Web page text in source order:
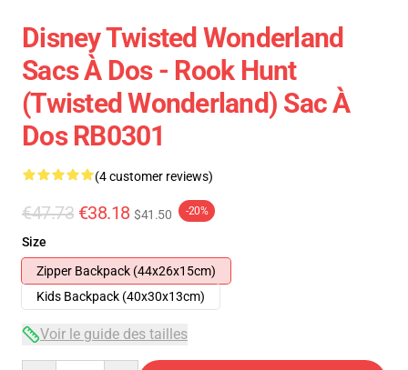
Disney Twisted Wonderland
Sacs À Dos - Rook Hunt
(Twisted Wonderland) Sac À
Dos RB0301
(4 customer reviews)
€47.73 €38.18 $41.50 -20%
Size
Zipper Backpack (44x26x15cm)
Kids Backpack (40x30x13cm)
Voir le guide des tailles